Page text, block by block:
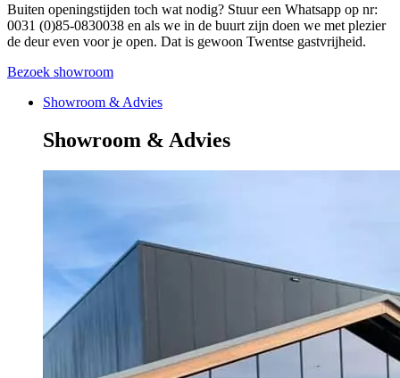
Buiten openingstijden toch wat nodig? Stuur een Whatsapp op nr:
0031 (0)85-0830038 en als we in de buurt zijn doen we met plezier
de deur even voor je open. Dat is gewoon Twentse gastvrijheid.
Bezoek showroom
Showroom & Advies
Showroom & Advies